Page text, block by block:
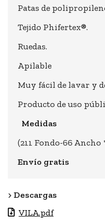
Patas de
Tejido Phifertex®.
Ruedas.
Apilable
Muy fácil de lavar y
Producto de uso
Medidas
(211 Fondo-66 Ancho
Envío gratis
Descargas
VILA.pdf